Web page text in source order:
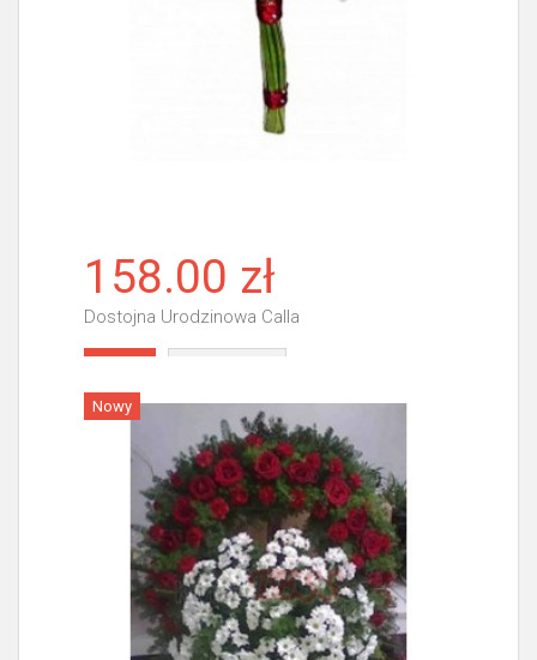
158.00 zł
Dostojna Urodzinowa Calla
Nowy